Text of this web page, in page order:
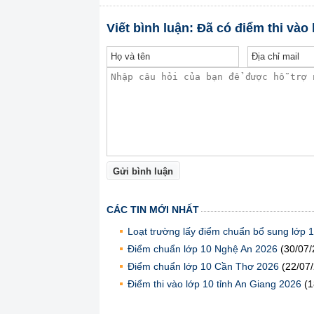
Viết bình luận: Đã có điểm thi vào
Gửi bình luận
CÁC TIN MỚI NHẤT
Loạt trường lấy điểm chuẩn bổ sung lớp
Điểm chuẩn lớp 10 Nghệ An 2026 (30/
Điểm chuẩn lớp 10 Cần Thơ 2026 (22/
Điểm thi vào lớp 10 tỉnh An Giang 2026